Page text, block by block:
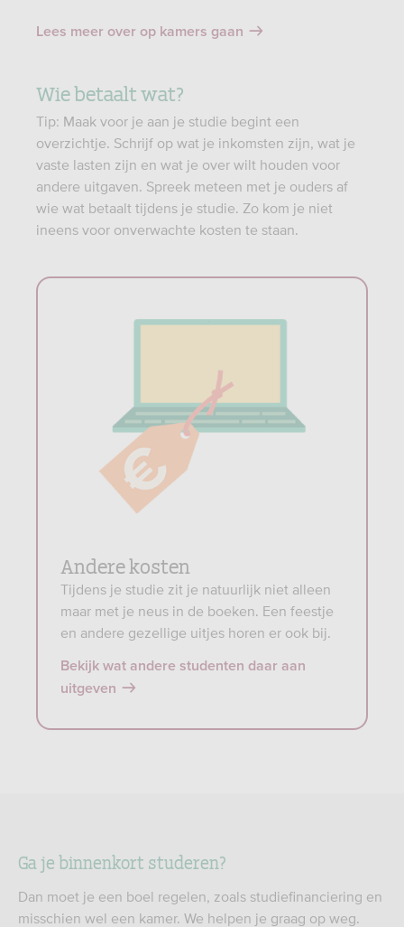
Lees meer over op kamers gaan
Wie betaalt wat?
Tip: Maak voor je aan je studie begint een
overzichtje. Schrijf op wat je inkomsten zijn, wat je
vaste lasten zijn en wat je over wilt houden voor
andere uitgaven. Spreek meteen met je ouders af
wie wat betaalt tijdens je studie. Zo kom je niet
ineens voor onverwachte kosten te staan.
Andere kosten
Tijdens je studie zit je natuurlijk niet alleen
maar met je neus in de boeken. Een feestje
en andere gezellige uitjes horen er ook bij.
Bekijk wat andere studenten daar aan
uitgeven
Ga je binnenkort studeren?
Dan moet je een boel regelen, zoals studiefinanciering en
misschien wel een kamer. We helpen je graag op weg.